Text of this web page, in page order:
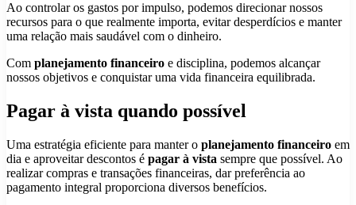
Ao controlar os gastos por impulso, podemos direcionar nossos
recursos para o que realmente importa, evitar desperdícios e manter
uma relação mais saudável com o dinheiro.
Com planejamento financeiro e disciplina, podemos alcançar
nossos objetivos e conquistar uma vida financeira equilibrada.
Pagar à vista quando possível
Uma estratégia eficiente para manter o planejamento financeiro em
dia e aproveitar descontos é pagar à vista sempre que possível. Ao
realizar compras e transações financeiras, dar preferência ao
pagamento integral proporciona diversos benefícios.